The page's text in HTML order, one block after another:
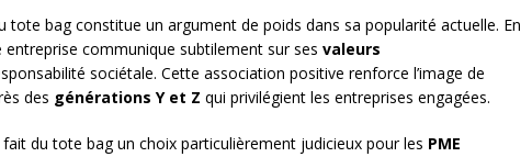
tote bag constitue un argument de poids dans sa popularité actuelle. En
communique subtilement sur ses valeurs
sociétale. Cette association positive renforce l’image de
des générations Y et Z qui privilégient les entreprises engagées.
du tote bag un choix particulièrement judicieux pour les PME